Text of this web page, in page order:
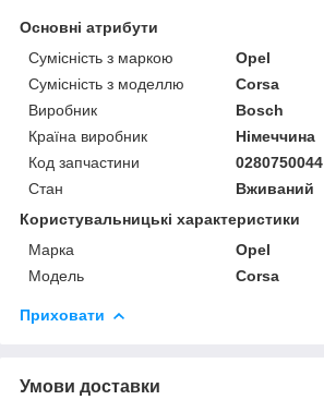
Основні атрибути
Сумісність з маркою
Opel
Сумісність з моделлю
Corsa
Виробник
Bosch
Країна виробник
Німеччина
Код запчастини
0280750044
Стан
Вживаний
Користувальницькі характеристики
Марка
Opel
Модель
Corsa
Приховати
Умови доставки